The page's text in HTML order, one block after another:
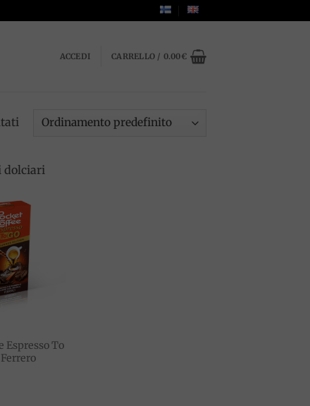
ACCEDI CARRELLO / 0.00€
dolciari
Add to
wishlist
Espresso To